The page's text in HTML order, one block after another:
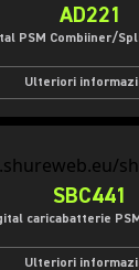
AD221
PSM Combiiner/
Ulteriori
SBC441
caricabatterie
Ulteriori